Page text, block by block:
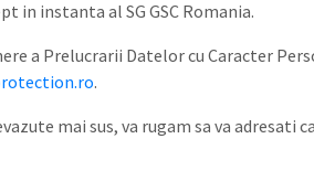
in instanta al SG GSC Romania.
a Prelucrarii Datelor cu Caracter
.
mai sus, va rugam sa va adresati